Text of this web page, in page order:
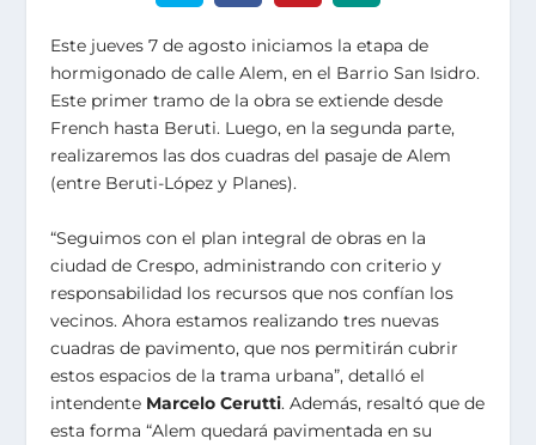
Este jueves 7 de agosto iniciamos la etapa de
hormigonado de calle Alem, en el Barrio San Isidro.
Este primer tramo de la obra se extiende desde
French hasta Beruti. Luego, en la segunda parte,
realizaremos las dos cuadras del pasaje de Alem
(entre Beruti-López y Planes).
“Seguimos con el plan integral de obras en la
ciudad de Crespo, administrando con criterio y
responsabilidad los recursos que nos confían los
vecinos. Ahora estamos realizando tres nuevas
cuadras de pavimento, que nos permitirán cubrir
estos espacios de la trama urbana”, detalló el
intendente Marcelo Cerutti. Además, resaltó que de
esta forma “Alem quedará pavimentada en su